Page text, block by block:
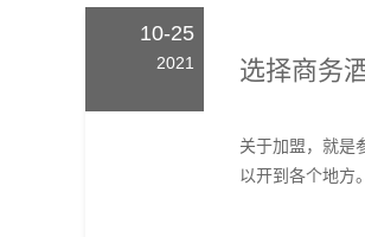
10-25
2021 选择商务
关于加盟，就是
以开到各个地方